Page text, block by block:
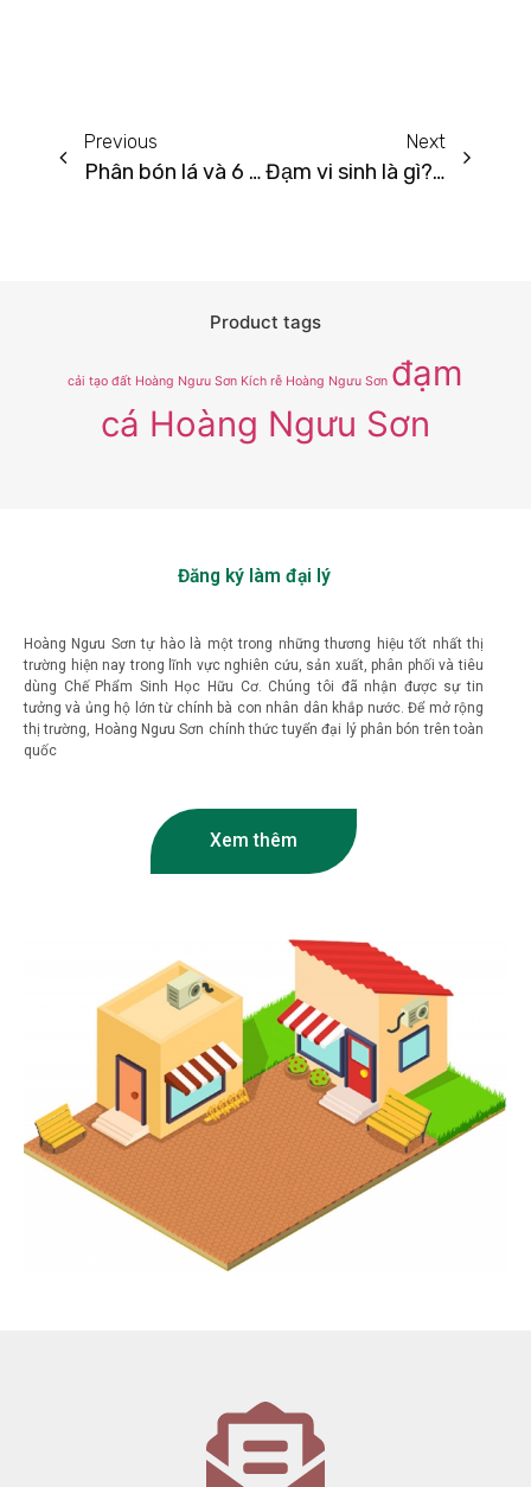
Previous
Phân bón lá và 6 ưu điểm tuyệt vời của phân bón lá đối với cây trồng
Next
Đạm vi sinh là gì? Lợi ích của việc sử dụng đạm vi sinh
Product tags
cải tạo đất Hoàng Ngưu Sơn Kích rễ Hoàng Ngưu Sơn đạm
cá Hoàng Ngưu Sơn
Đăng ký làm đại lý
Hoàng Ngưu Sơn tự hào là một trong những thương hiệu tốt nhất thị
trường hiện nay trong lĩnh vực nghiên cứu, sản xuất, phân phối và tiêu
dùng Chế Phẩm Sinh Học Hữu Cơ. Chúng tôi đã nhận được sự tin
tưởng và ủng hộ lớn từ chính bà con nhân dân khắp nước. Để mở rộng
thị trường, Hoàng Ngưu Sơn chính thức tuyển đại lý phân bón trên toàn
quốc
Xem thêm